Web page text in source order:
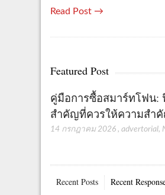
Read Post →
Featured Post
คู่มือการซื้อสมาร์ทโฟน:
สำคัญที่ควรให้ความสำ
14 กรกฎาคม 2026 , advertorial,
Recent Posts Recent